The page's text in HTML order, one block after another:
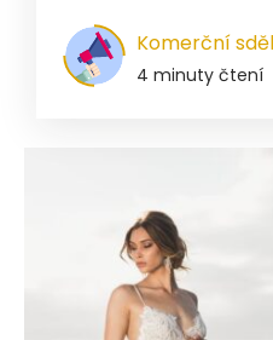
Komerční
4 minuty čtení